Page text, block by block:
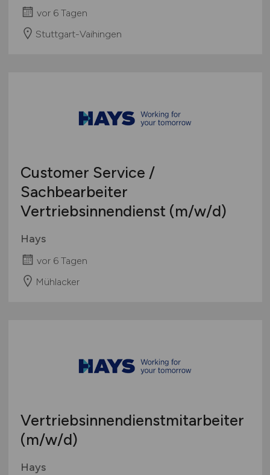
vor 6 Tagen
Stuttgart-Vaihingen
Customer Service /
Sachbearbeiter
Vertriebsinnendienst (m/w/d)
Hays
vor 6 Tagen
Mühlacker
Vertriebsinnendienstmitarbeiter
(m/w/d)
Hays